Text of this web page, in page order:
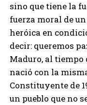
sino que tiene la
fuerza moral de
heróica en
decir: queremos
Maduro, al tiempo
nació con la
Constituyente de
un pueblo que no